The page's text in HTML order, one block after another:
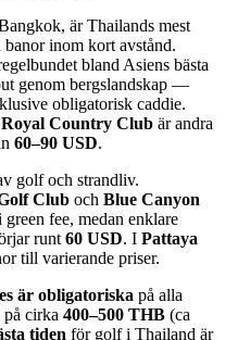
är Thailands mest
banor inom kort avstånd.
bland Asiens bästa
genom bergslandskap —
obligatorisk caddie.
Country Club är andra
60–90 USD.
golf och strandliv.
Club och Blue Canyon
green fee, medan enklare
runt 60 USD. I Pattaya
till varierande priser.
är obligatoriska på alla
cirka 400–500 THB (ca
tiden för golf i Thailand är